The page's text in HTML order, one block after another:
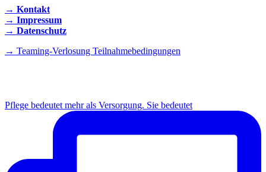
→ Kontakt
→ Impressum
→ Datenschutz
→ Teaming-Verlosung Teilnahmebedingungen
Pflege bedeutet mehr als Versorgung. Sie bedeutet